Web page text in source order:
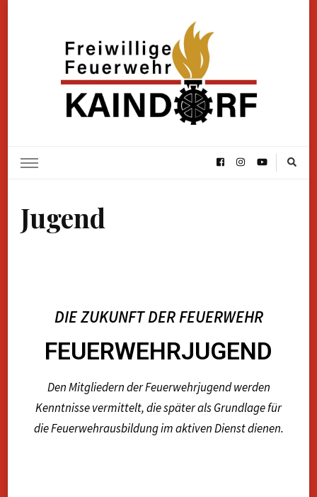
Jugend
DIE ZUKUNFT DER FEUERWEHR
FEUERWEHRJUGEND
Den Mitgliedern der Feuerwehrjugend werden
Kenntnisse vermittelt, die später als Grundlage für
die Feuerwehrausbildung im aktiven Dienst dienen.